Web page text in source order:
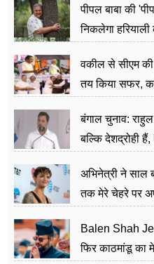
पीपल बाबा की
निकलेगा हरियाली
वकील से सीएम
तय किया सफर,
बंगाल चुनाव:
बल्कि देशद्रोही
अभिनेत्री ने साल
तक मेरे चेहरे पर
Balen Shah
फिर काठमांडू का